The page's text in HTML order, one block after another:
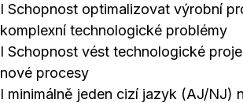
I Schopnost optimalizovat výrobní
komplexní technologické problémy
I Schopnost vést technologické
nové procesy
I minimálně jeden cizí jazyk (AJ/NJ)